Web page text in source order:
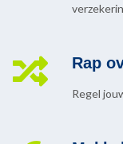
Rap
Regel